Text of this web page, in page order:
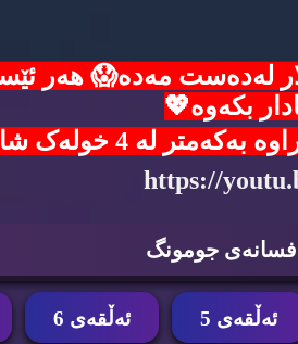
بەدەست هێنانی 5$ یان 10000$
بکەوە💖
خۆت تاقی بکەوە 👇
https://
جومونگ
ئه‌ڵقه‌ی 5 ئه‌ڵقه‌ی 6